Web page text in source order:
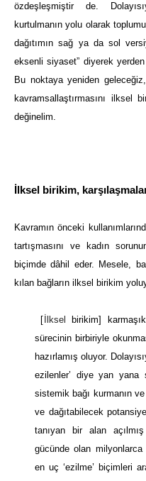
özdeşleşmiştir de.
kurtulmanın yolu olarak
dağıtımın sağ ya da sol
eksenli siyaset” diyerek
Bu noktaya yeniden
kavramsallaştırmasını ilksel
değinelim.
İlksel birikim,
Kavramın önceki
tartışmasını ve kadın
biçimde dâhil eder. Mesele,
kılan bağların ilksel birikim
[ İlksel
birikim]
sürecinin birbiriyle
hazırlamış oluyor.
ezilenler’ diye yan yana
sistemik bağı kurmanın
ve dağıtabilecek
tanıyan bir alan
gücünde olan
en uç ‘ezilme’ biçimleri